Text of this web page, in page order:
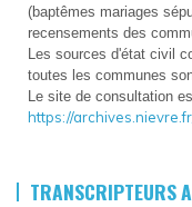
(baptêmes mariages
recensements des
Les sources d'état civil
toutes les communes
Le site de consultation
https://
TRANSCRIPTEURS